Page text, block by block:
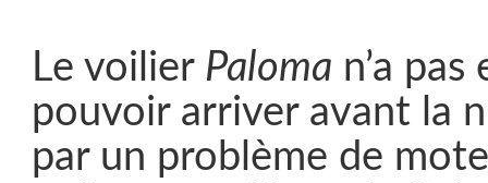
Le voilier Paloma n’a
pouvoir arriver avant la
par un problème de